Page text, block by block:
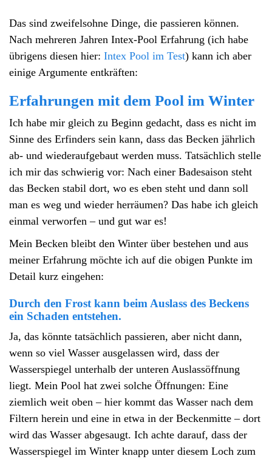
Das sind zweifelsohne Dinge, die passieren können.
Nach mehreren Jahren Intex-Pool Erfahrung (ich habe
übrigens diesen hier: Intex Pool im Test) kann ich aber
einige Argumente entkräften:
Erfahrungen mit dem Pool im Winter
Ich habe mir gleich zu Beginn gedacht, dass es nicht im
Sinne des Erfinders sein kann, dass das Becken jährlich
ab- und wiederaufgebaut werden muss. Tatsächlich stelle
ich mir das schwierig vor: Nach einer Badesaison steht
das Becken stabil dort, wo es eben steht und dann soll
man es weg und wieder herräumen? Das habe ich gleich
einmal verworfen – und gut war es!
Mein Becken bleibt den Winter über bestehen und aus
meiner Erfahrung möchte ich auf die obigen Punkte im
Detail kurz eingehen:
Durch den Frost kann beim Auslass des Beckens
ein Schaden entstehen.
Ja, das könnte tatsächlich passieren, aber nicht dann,
wenn so viel Wasser ausgelassen wird, dass der
Wasserspiegel unterhalb der unteren Auslassöffnung
liegt. Mein Pool hat zwei solche Öffnungen: Eine
ziemlich weit oben – hier kommt das Wasser nach dem
Filtern herein und eine in etwa in der Beckenmitte – dort
wird das Wasser abgesaugt. Ich achte darauf, dass der
Wasserspiegel im Winter knapp unter diesem Loch zum